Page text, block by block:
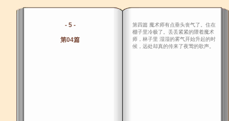
- 5 -
第04篇
第四篇 魔术师有点垂头丧气了。住在
棚子里冷极了。丢丢紧紧的隈着魔术
师，林子里 湿湿的雾气开始升起的时
候，远处却真的传来了夜莺的歌声。